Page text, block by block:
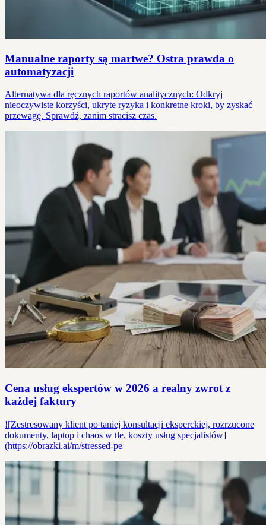
Manualne raporty są martwe? Ostra prawda o
automatyzacji
Alternatywa dla ręcznych raportów analitycznych: Odkryj
nieoczywiste korzyści, ukryte ryzyka i konkretne kroki, by zyskać
przewagę. Sprawdź, zanim stracisz czas.
Cena usług ekspertów w 2026 a realny zwrot z
każdej faktury
![Zestresowany klient po taniej konsultacji eksperckiej, rozrzucone
dokumenty, laptop i chaos w tle, koszty usług specjalistów]
(https://obrazki.ai/m/stressed-pe